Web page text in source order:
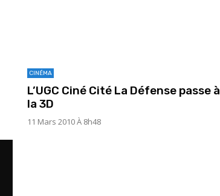
CINÉMA
L’UGC Ciné Cité La Défense passe à
la 3D
11 Mars 2010 À 8h48